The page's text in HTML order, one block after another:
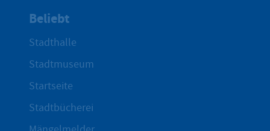
Beliebt
Stadthalle
Stadtmuseum
Startseite
Stadtbücherei